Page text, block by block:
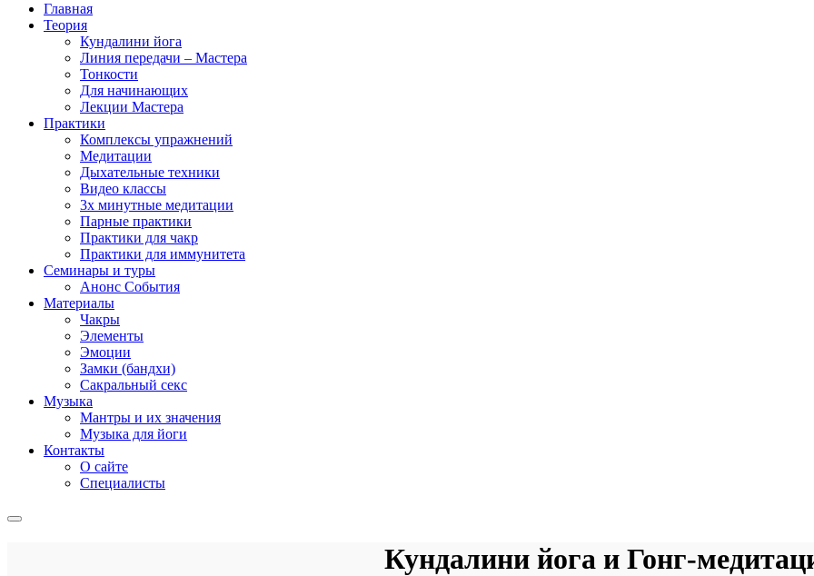
Главная
Теория
Кундалини йога
Линия передачи – Мастера
Тонкости
Для начинающих
Лекции Мастера
Практики
Комплексы упражнений
Медитации
Дыхательные техники
Видео классы
3х минутные медитации
Парные практики
Практики для чакр
Практики для иммунитета
Семинары и туры
Анонс События
Материалы
Чакры
Элементы
Эмоции
Замки (бандхи)
Сакральный секс
Музыка
Мантры и их значения
Музыка для йоги
Контакты
О сайте
Специалисты
Кундалини йога и Гонг-